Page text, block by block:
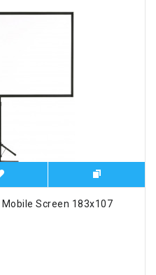
Screen 183x107